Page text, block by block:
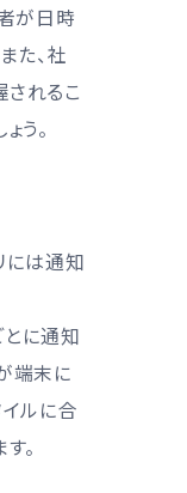
が日時
た、社
れるこ
う。
には通知
に通知
端末に
ルに合
。